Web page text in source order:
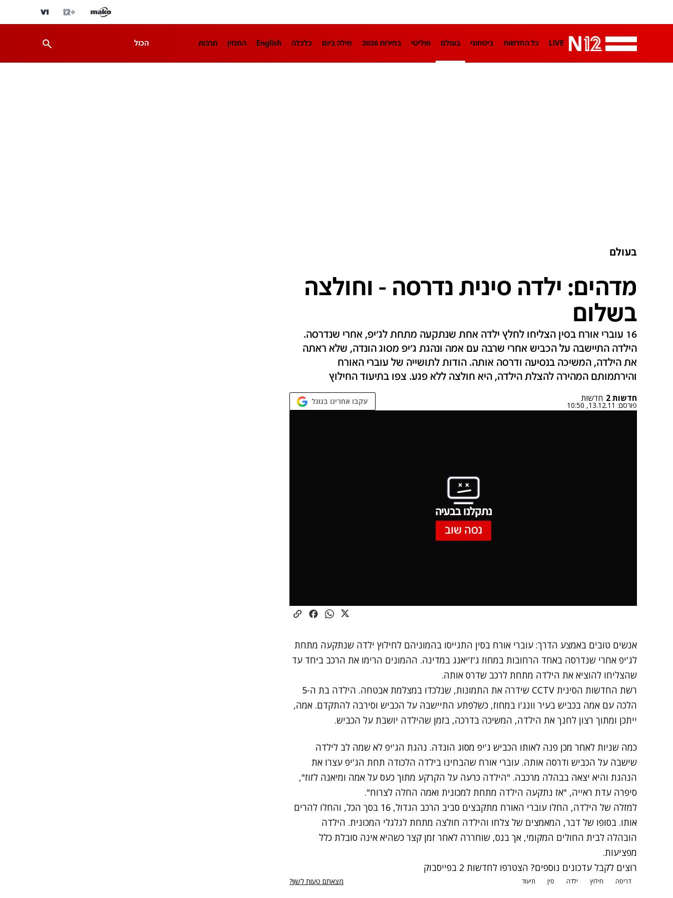
LIVE כל החדשות ביטחוני בעולם פוליטי בחירות 2026 מילה ביום כלכלה English המגזין תרבות הכול
בעולם
מדהים: ילדה סינית נדרסה - וחולצה
בשלום
16 עוברי אורח בסין הצליחו לחלץ ילדה אחת שנתקעה מתחת לג'יפ, אחרי שנדרסה.
הילדה התיישבה על הכביש אחרי שרבה עם אמה ונהגת ג'יפ מסוג הונדה, שלא ראתה
את הילדה, המשיכה בנסיעה ודרסה אותה. הודות לתושייה של עוברי האורח
והירתמותם המהירה להצלת הילדה, היא חולצה ללא פגע. צפו בתיעוד החילוץ
חדשות 2 חדשות
פורסם: 13.12.11, 10:50 עקבו אחרינו בגוגל
נתקלנו בבעיה
נסה שוב
אנשים טובים באמצע הדרך: עוברי אורח בסין התגייסו בהמוניהם לחילוץ ילדה שנתקעה מתחת
לג'יפ אחרי שנדרסה באחד הרחובות במחוז ג'ז'יאנג במדינה. ההמונים הרימו את הרכב ביחד עד
שהצליחו להוציא את הילדה מתחת לרכב שדרס אותה.
רשת החדשות הסינית CCTV שידרה את התמונות, שנלכדו במצלמת אבטחה. הילדה בת ה-5
הלכה עם אמה בכביש בעיר וונג'ו במחוז, כשלפתע התיישבה על הכביש וסירבה להתקדם. אמה,
ייתכן ומתוך רצון לחנך את הילדה, המשיכה בדרכה, בזמן שהילדה יושבת על הכביש.
כמה שניות לאחר מכן פנה לאותו הכביש ג'יפ מסוג הונדה. נהגת הג'יפ לא שמה לב לילדה
שישבה על הכביש ודרסה אותה. עוברי אורח שהבחינו בילדה הלכודה תחת הג'יפ עצרו את
הנהגת והיא יצאה בבהלה מרכבה. "הילדה כרעה על הקרקע מתוך כעס על אמה ומיאנה לזוז",
סיפרה עדת ראייה, "אז נתקעה הילדה מתחת למכונית ואמה החלה לצרוח".
למזלה של הילדה, החלו עוברי האורח מתקבצים סביב הרכב הגדול, 16 בסך הכל, והחלו להרים
אותו. בסופו של דבר, המאמצים של צלחו והילדה חולצה מתחת לגלגלי המכונית. הילדה
הובהלה לבית החולים המקומי, אך בנס, שוחררה לאחר זמן קצר כשהיא אינה סובלת כלל
מפציעות.
רוצים לקבל עדכונים נוספים? הצטרפו לחדשות 2 בפייסבוק
דריסה חילוץ ילדה סין תיעוד מצאתם טעות לשון?